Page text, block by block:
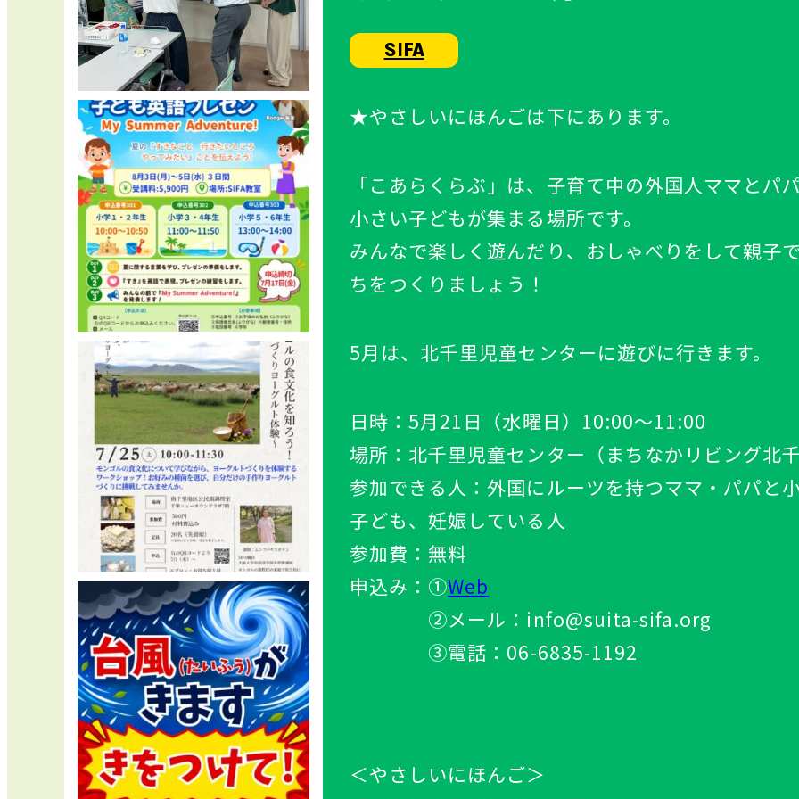
SIFA
★やさしいにほんごは下にあります。
「こあらくらぶ」は、 子育て中の外国人ママとパ
小さい子どもが集まる場所です。
みんなで楽しく 遊んだり 、おしゃべりをして親子で
ちをつくりましょう！
5月 は、 北千里児童センターに遊びに行きます。
日時 ：5月21日（水曜日）10:00～11:00
場所 ： 北千里児童センター（まちなかリビング北
参加できる人： 外国にルーツを持つママ・パパと
子ども、妊娠 している 人
参加費 ： 無料
申込み：①Web
②メール：info@suita-sifa.org
③電話 ：06-6835-1192
＜やさしいにほんご＞